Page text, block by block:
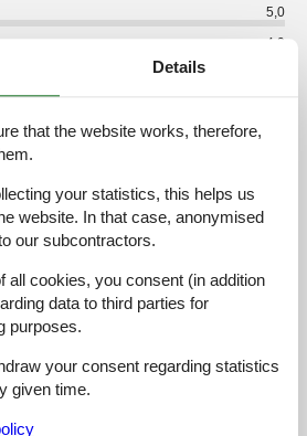
5,0
4,9
juni 2020
on site: 5 Value for money:
gute Betreuung
marts 2019
5 Overall:
on site:
It was beautiful inside, clean and
kitchen was fully equipped, even with
for a family with little kids too
Details
that the website works, therefore,
your statistics, this helps us
website. In that case, anonymised
our subcontractors.
all cookies, you consent (in addition
data to third parties for
purposes.
your consent regarding statistics
given time.